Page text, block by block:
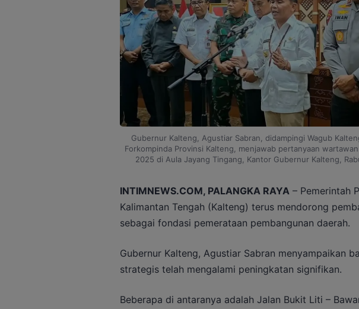
Gubernur Kalteng, Agustiar Sabran, didampingi Wagub
Forkompinda Provinsi Kalteng, menjawab pertanyaan
2025 di Aula Jayang Tingang, Kantor Gubernur Kalteng,
INTIMNEWS.COM, PALANGKA RAYA– Pemerintah
Kalimantan Tengah (Kalteng) terus mendorong
sebagai fondasi pemerataan pembangunan daerah.
Gubernur Kalteng, Agustiar Sabran menyampaikan
strategis telah mengalami peningkatan signifikan.
Beberapa di antaranya adalah Jalan Bukit Liti –